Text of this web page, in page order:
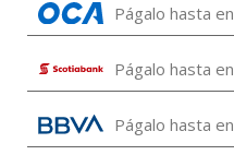
Págalo hasta en
Págalo hasta en
Págalo hasta en